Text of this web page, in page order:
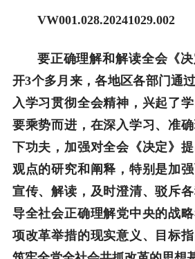
VW001.028.20241029.002
要正确理解和解读全会《
开3个多月来，各地区各部门通
入学习贯彻全会精神，兴起了
要乘势而进，在深入学习、准
下功夫，加强对全会《决定》
观点的研究和阐释，特别是加
宣传、解读，及时澄清、驳斥各
导全社会正确理解党中央的战
项改革举措的现实意义、目标